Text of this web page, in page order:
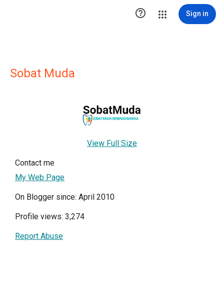
 Sign in
Sobat Muda
View Full Size
Contact me
My Web Page
On Blogger since: April 2010
Profile views: 3,274
Report Abuse